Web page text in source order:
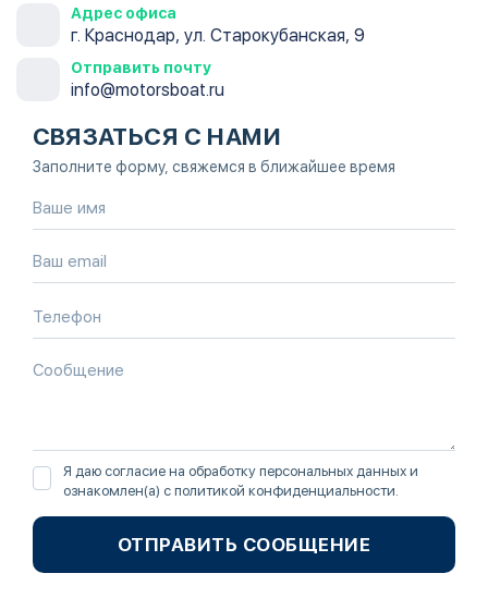
Адрес офиса
г. Краснодар, ул. Старокубанская, 9
Отправить почту
info@motorsboat.ru
СВЯЗАТЬСЯ С НАМИ
Заполните форму, свяжемся в ближайшее время
Я даю согласие на обработку персональных данных и
ознакомлен(а) с политикой конфиденциальности.
ОТПРАВИТЬ СООБЩЕНИЕ